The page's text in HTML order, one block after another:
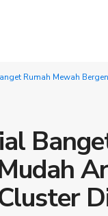
Rumah Mewah